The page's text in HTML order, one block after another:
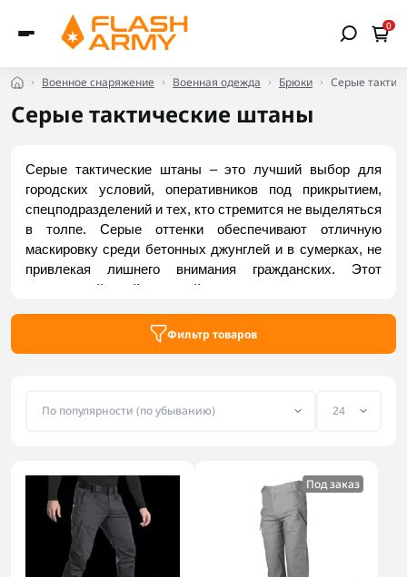
0
Военное снаряжение Военная одежда Брюки Серые
Серые тактические штаны
Серые тактические штаны – это лучший выбор для
городских условий, оперативников под прикрытием,
спецподразделений и тех, кто стремится не выделяться
в толпе. Серые оттенки обеспечивают отличную
маскировку среди бетонных джунглей и в сумерках, не
привлекая лишнего внимания гражданских. Этот
сдержанный, нейтральный цвет практичен в носке,
легко сочетается с повседневным гардеробом. Заказать
Фильтр товаров
Под заказ